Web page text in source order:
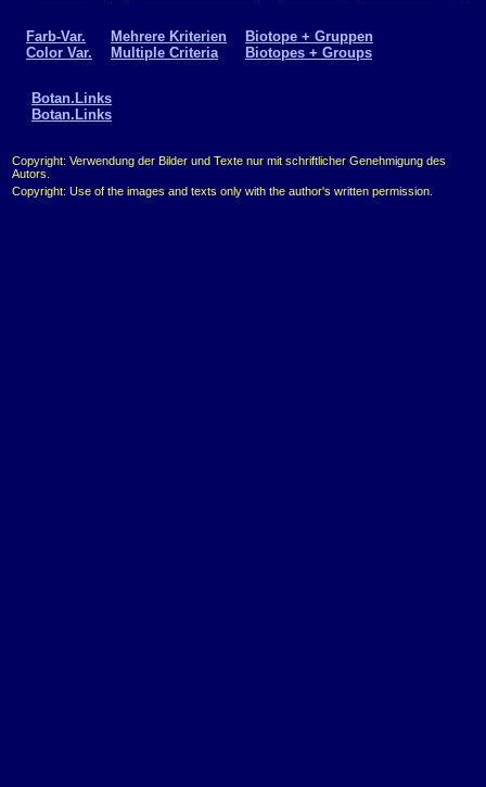
Farb-Var.
Color Var.
Mehrere Kriterien
Multiple Criteria
Biotope + Gruppen
Biotopes + Groups
Botan.Links
Botan.Links
Copyright: Verwendung der Bilder und Texte nur mit schriftlicher Genehmigung des
Autors.
Copyright: Use of the images and texts only with the author's written permission.